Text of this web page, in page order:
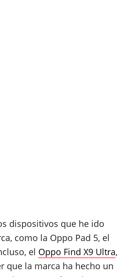
dispositivos que he ido
como la Oppo Pad 5, el
el Oppo Find X9 Ultra,
que la marca ha hecho un